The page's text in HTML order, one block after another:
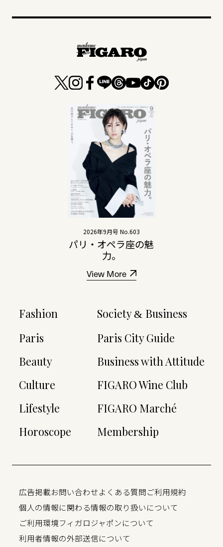
2026年9月号 No.603
パリ・オペラ座の魅
力。
View More
Fashion
Paris
Beauty
Culture
Lifestyle
Horoscope
Society& Business
Paris City Guide
Business with Attitude
FIGARO Wine Club
FIGARO Marché
Membership
広告掲載お問い合わせよくある質問ご利用規約
個人の情報に関わる情報の取り扱いについて
ご利用環境フィガロジャポンについて
利用者情報の外部送信について